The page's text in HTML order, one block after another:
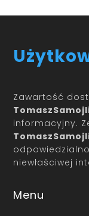
Zawartość
informacyjny.
niewłaściwej
Menu